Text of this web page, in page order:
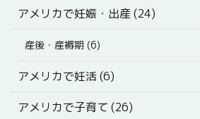
アメリカで妊娠・出産 (24)
産後・産褥期 (6)
アメリカで妊活 (6)
アメリカで子育て (26)